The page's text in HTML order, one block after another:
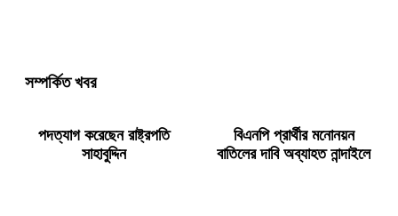
সম্পর্কিত খবর
পদত্যাগ করেছেন রাষ্ট্রপতি
সাহাবুদ্দিন
বিএনপি প্রার্থীর মনোনয়ন
বাতিলের দাবি অব্যাহত নান্দাইলে